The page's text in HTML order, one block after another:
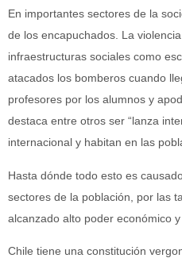
En importantes sectores de la
de los encapuchados. La
infraestructuras sociales como
atacados los bomberos cuando
profesores por los alumnos y
destaca entre otros ser “lanza
internacional y habitan en las
Hasta dónde todo esto es
sectores de la población, por las
alcanzado alto poder económico y
Chile tiene una constitución